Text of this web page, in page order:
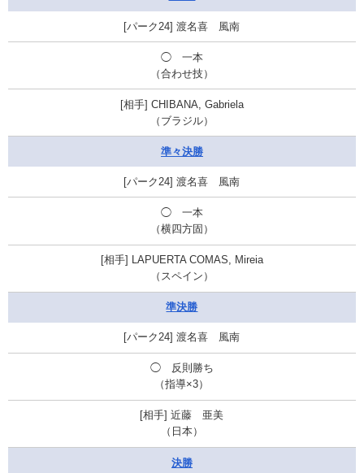
渡名喜 風南
◯一本
（合わせ技）
CHIBANA, Gabriela
（ブラジル）
準々決勝
渡名喜 風南
◯ 一本
（横四方固）
LAPUERTA COMAS, Mireia
（スペイン）
準決勝
渡名喜 風南
◯ 反則勝ち
（指導×3）
近藤 亜美
（日本）
決勝